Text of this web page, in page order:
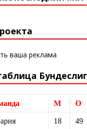
ваша реклама
М О
18 49